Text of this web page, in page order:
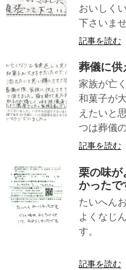
おいしく
下さいま
記事を読む
葬儀に供
家族が亡
和菓子が
えたいと
つは葬儀
記事を読む
栗の味が
かったで
たいへん
よくなじ
（
記事を読む